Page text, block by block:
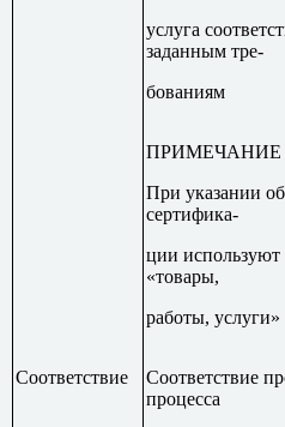
услуга
заданным тре-
бованиям
ПРИМЕЧАНИЕ
При указании
сертифика-
ции
«товары,
работы, услуги»
Соответствие
Соответствие
процесса